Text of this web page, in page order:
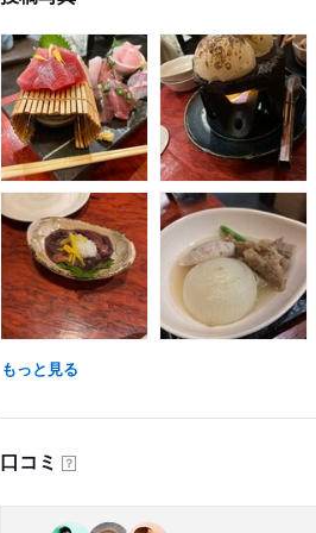
もっと見る
口コミ ？